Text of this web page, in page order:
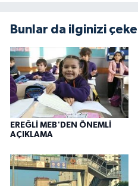
Bunlar da ilginizi
EREĞLİ MEB'DEN ÖNEMLİ
AÇIKLAMA